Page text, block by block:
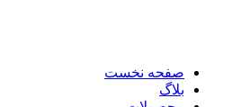
صفحه نخست
بلاگ